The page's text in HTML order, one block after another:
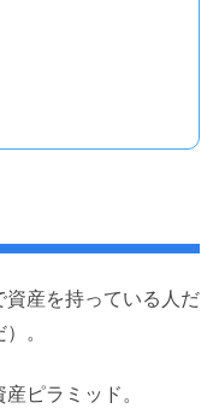
産を持っている人だ
。
ピラミッド。